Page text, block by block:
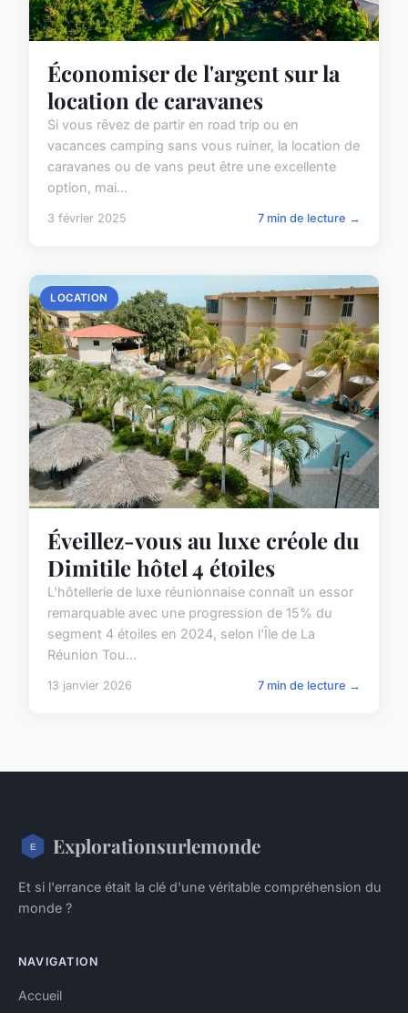
Économiser de l'argent sur la
location de caravanes
Si vous rêvez de partir en road trip ou en
vacances camping sans vous ruiner, la location de
caravanes ou de vans peut être une excellente
option, mai...
3 février 2025 7 min de lecture →
LOCATION
Éveillez-vous au luxe créole du
Dimitile hôtel 4 étoiles
L'hôtellerie de luxe réunionnaise connaît un essor
remarquable avec une progression de 15% du
segment 4 étoiles en 2024, selon l'Île de La
Réunion Tou...
13 janvier 2026 7 min de lecture →
Explorationsurlemonde
Et si l'errance était la clé d'une véritable compréhension du
monde ?
NAVIGATION
Accueil